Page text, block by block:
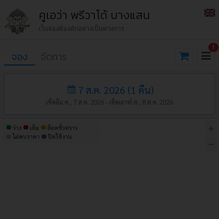
คูเอว่า พรีวาโด้ บางแสน
เว็บจองห้องพักอย่างเป็นทางการ
จอง จัดการ
1
7 ส.ค. 2026 (1 คืน)
เช็คอิน ศ., 7 ส.ค. 2026 - เช็คเอาท์ ส., 8 ส.ค. 2026
ว่าง เต็ม
ล็อคชั่วคราว
ไม่พบราคา
ปิดใช้งาน